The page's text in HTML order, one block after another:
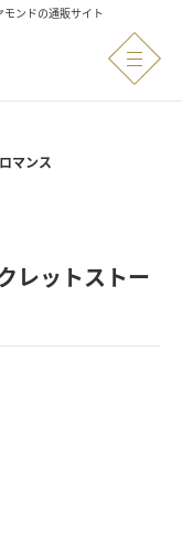
ンドの通販サイト
マンス
レットストー